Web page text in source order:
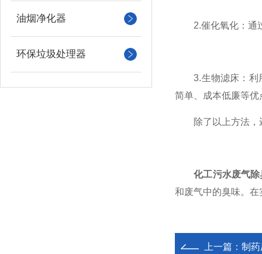
油烟净化器
环保垃圾处理器
2.催化氧化：通过
3.生物滤床：利用
简单、成本低廉等优
除了以上方法，还
化工污水废气除
和废气中的臭味。
上一篇： 制